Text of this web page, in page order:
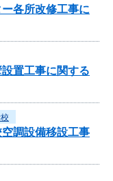
各所改修工事に
置工事に関する
空調設備移設工事